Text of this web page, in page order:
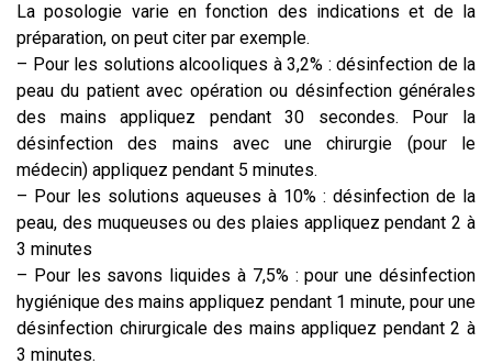
La posologie varie en fonction des indications et de la
préparation, on peut citer par exemple.
– Pour les solutions alcooliques à 3,2% : désinfection de la
peau du patient avec opération ou désinfection générales
des mains appliquez pendant 30 secondes. Pour la
désinfection des mains avec une chirurgie (pour le
médecin) appliquez pendant 5 minutes.
– Pour les solutions aqueuses à 10% : désinfection de la
peau, des muqueuses ou des plaies appliquez pendant 2 à
3 minutes
– Pour les savons liquides à 7,5% : pour une désinfection
hygiénique des mains appliquez pendant 1 minute, pour une
désinfection chirurgicale des mains appliquez pendant 2 à
3 minutes.